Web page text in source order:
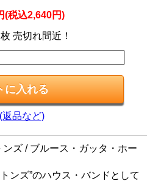
(税込2,640円)
売切れ間近！
品など)
ズ / ブルース・ガッタ・ホー
ンズ”のハウス・バンドとして